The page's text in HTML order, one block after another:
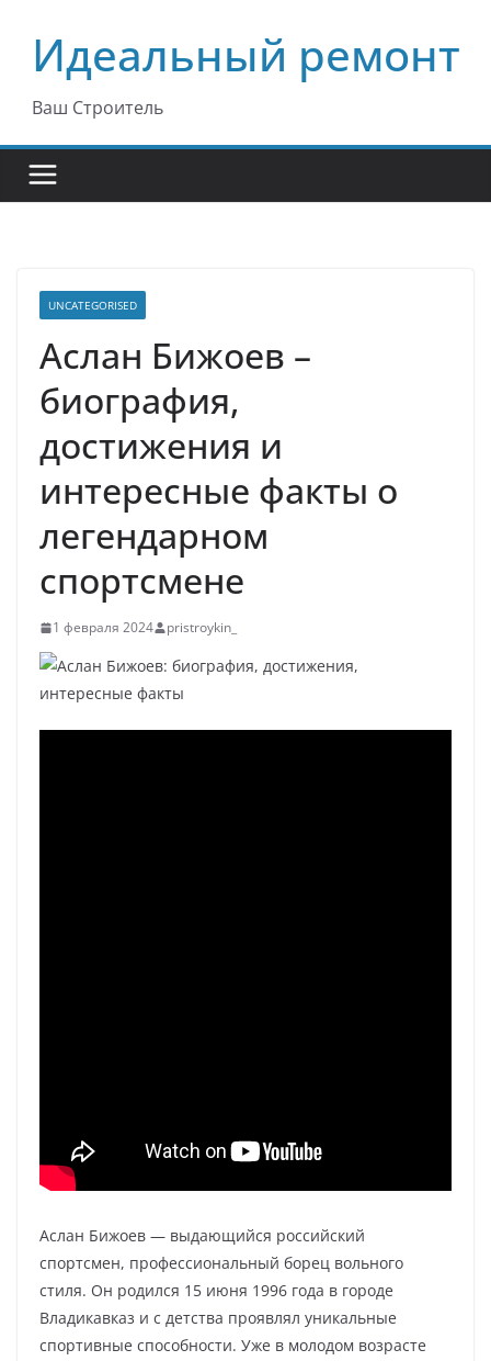
содержимому
Идеальный ремонт
Ваш Строитель
UNCATEGORISED
Аслан Бижоев –
биография,
достижения и
интересные факты о
легендарном
спортсмене
1 февраля 2024 pristroykin_
Аслан Бижоев — выдающийся российский
спортсмен, профессиональный борец вольного
стиля. Он родился 15 июня 1996 года в городе
Владикавказ и с детства проявлял уникальные
спортивные способности. Уже в молодом возрасте